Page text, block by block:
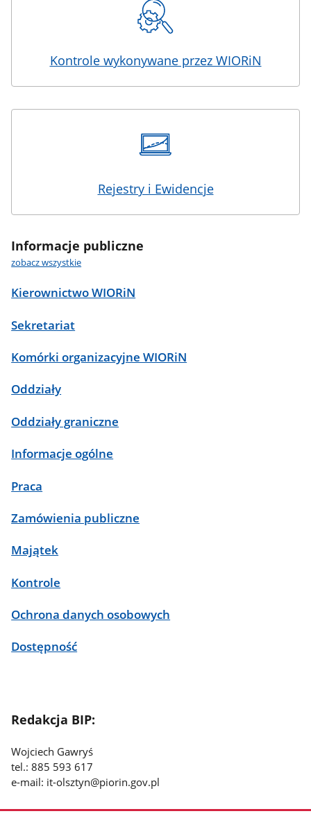
Kontrole wykonywane przez WIORiN
Rejestry i Ewidencje
Informacje publiczne
zobacz wszystkie
Kierownictwo WIORiN
Sekretariat
Komórki organizacyjne WIORiN
Oddziały
Oddziały graniczne
Informacje ogólne
Praca
Zamówienia publiczne
Majątek
Kontrole
Ochrona danych osobowych
Dostępność
Redakcja BIP:
Wojciech Gawryś
tel.: 885 593 617
e-mail: it-olsztyn@piorin.gov.pl